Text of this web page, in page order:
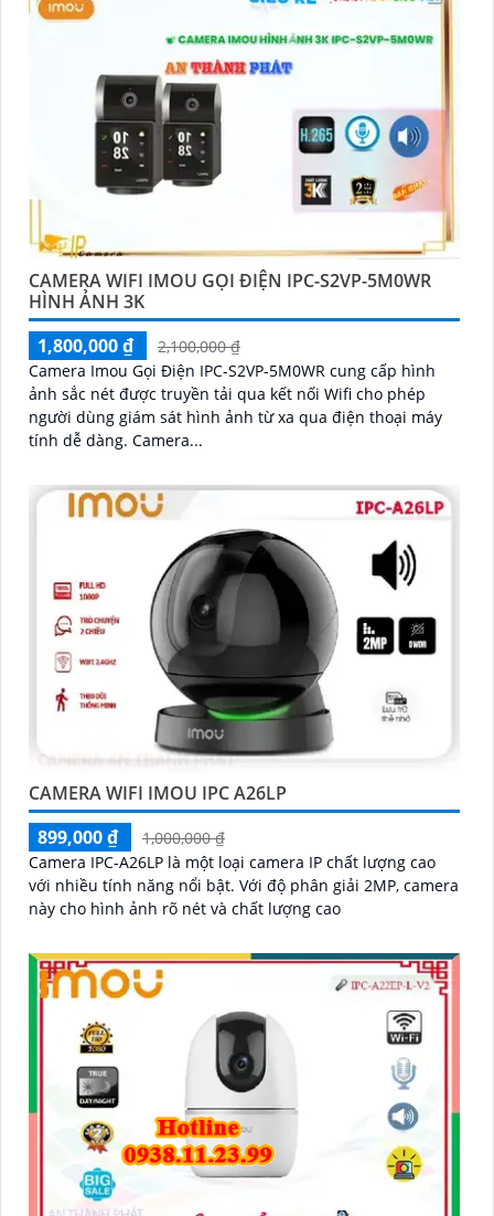
CAMERA WIFI IMOU GỌI ĐIỆN IPC-S2VP-5M0WR
HÌNH ẢNH 3K
1,800,000 ₫
2,100,000 ₫
Camera Imou Gọi Điện IPC-S2VP-5M0WR cung cấp hình
ảnh sắc nét được truyền tải qua kết nối Wifi cho phép
người dùng giám sát hình ảnh từ xa qua điện thoại máy
tính dễ dàng. Camera...
CAMERA WIFI IMOU IPC A26LP
899,000 ₫
1,000,000 ₫
Camera IPC-A26LP là một loại camera IP chất lượng cao
với nhiều tính năng nổi bật. Với độ phân giải 2MP, camera
này cho hình ảnh rõ nét và chất lượng cao